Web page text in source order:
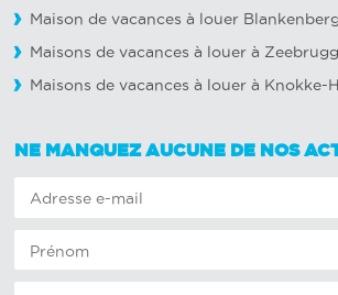
Maison de vacances à louer
Maisons de vacances à louer à
Maisons de vacances à louer à Knokke-
NE MANQUEZ AUCUNE DE NOS